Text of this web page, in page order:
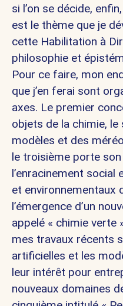
si l’on se décide,
est le thème que je
cette Habilitation à
philosophie et
Pour ce faire, mon
que j’en ferai sont
axes. Le premier
objets de la chimie, le
modèles et des
le troisième porte
l’enracinement
et environnementaux
l’émergence d’un
appelé « chimie verte
mes travaux récents
artificielles et les
leur intérêt pour
nouveaux domaines